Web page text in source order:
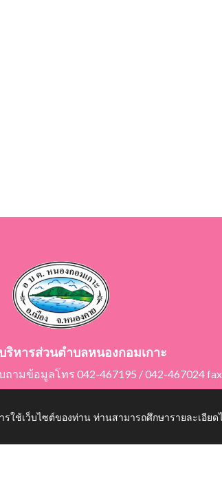
ริหารส่วนตำบลหนองกอมเกาะ
มข้อมูลโทร 042-467195 / 042-467024 fax
ใช้เว็บไซต์ของท่าน ท่านสามารถศึกษารายละเอียด